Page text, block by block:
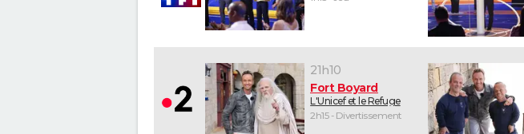
21h10
Fort Boyard
L'Unicef et le Refuge
2h15 - Divertissement